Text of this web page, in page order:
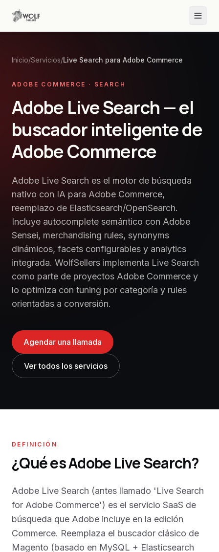
Inicio/Servicios/Live Search para Adobe Commerce
ADOBE COMMERCE · SEARCH
Adobe Live Search — el
buscador inteligente de
Adobe Commerce
Adobe Live Search es el motor de búsqueda
nativo con IA para Adobe Commerce,
reemplazo de Elasticsearch/OpenSearch.
Incluye autocomplete semántico con Adobe
Sensei, merchandising rules, synonyms
dinámicos, facets configurables y analytics
integrada. WolfSellers implementa Live Search
como parte de proyectos Adobe Commerce y
lo optimiza con tuning por categoría y rules
orientadas a conversión.
Agendar una llamada
Ver todos los servicios
DEFINICIÓN
¿Qué es Adobe Live Search?
Adobe Live Search (antes llamado 'Live Search
for Adobe Commerce') es el servicio SaaS de
búsqueda que Adobe incluye en la edición
Commerce. Reemplaza el buscador clásico de
Magento (basado en MySQL + Elasticsearch